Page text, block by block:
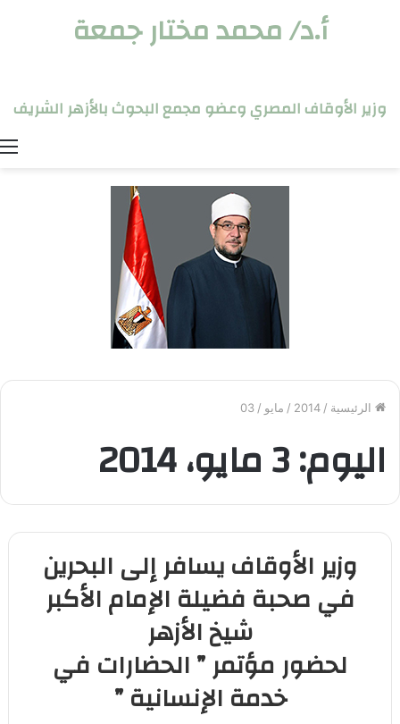
أ.د/ محمد مختار جمعة
وزير الأوقاف المصري وعضو مجمع البحوث بالأزهر الشريف
الرئيسية /
2014
/ مايو /
03
اليوم:3 مايو، 2014
وزير الأوقاف يسافر إلى البحرين
في صحبة فضيلة الإمام الأكبر
شيخ الأزهر
لحضور مؤتمر ” الحضارات في
خدمة الإنسانية ”